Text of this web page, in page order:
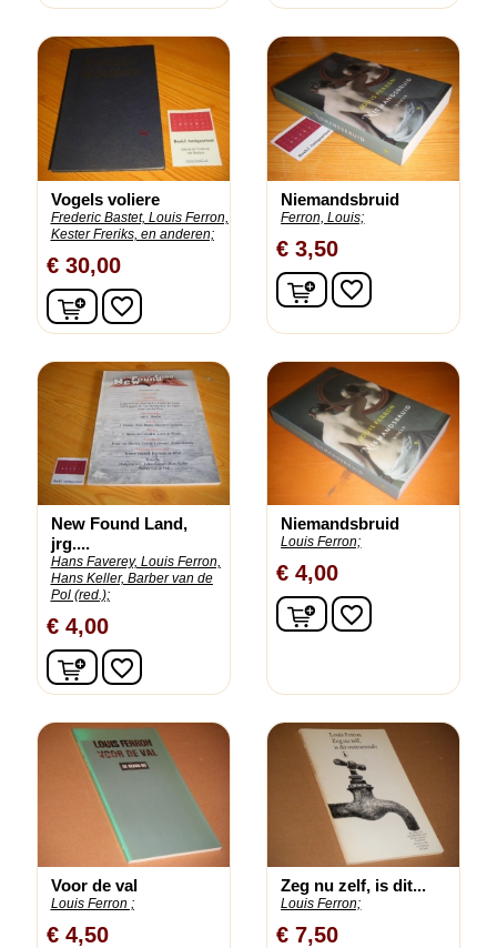
Vogels voliere
Frederic Bastet, Louis Ferron,
Kester Freriks, en anderen;
€ 30,00
In winkelwagen
favorite_border
Niemandsbruid
Ferron, Louis;
€ 3,50
In winkelwagen
favorite_border
New Found Land,
jrg....
Hans Faverey, Louis Ferron,
Hans Keller, Barber van de
Pol (red.);
€ 4,00
In winkelwagen
favorite_border
Niemandsbruid
Louis Ferron;
€ 4,00
In winkelwagen
favorite_border
Voor de val
Louis Ferron ;
€ 4,50
Zeg nu zelf, is dit...
Louis Ferron;
€ 7,50